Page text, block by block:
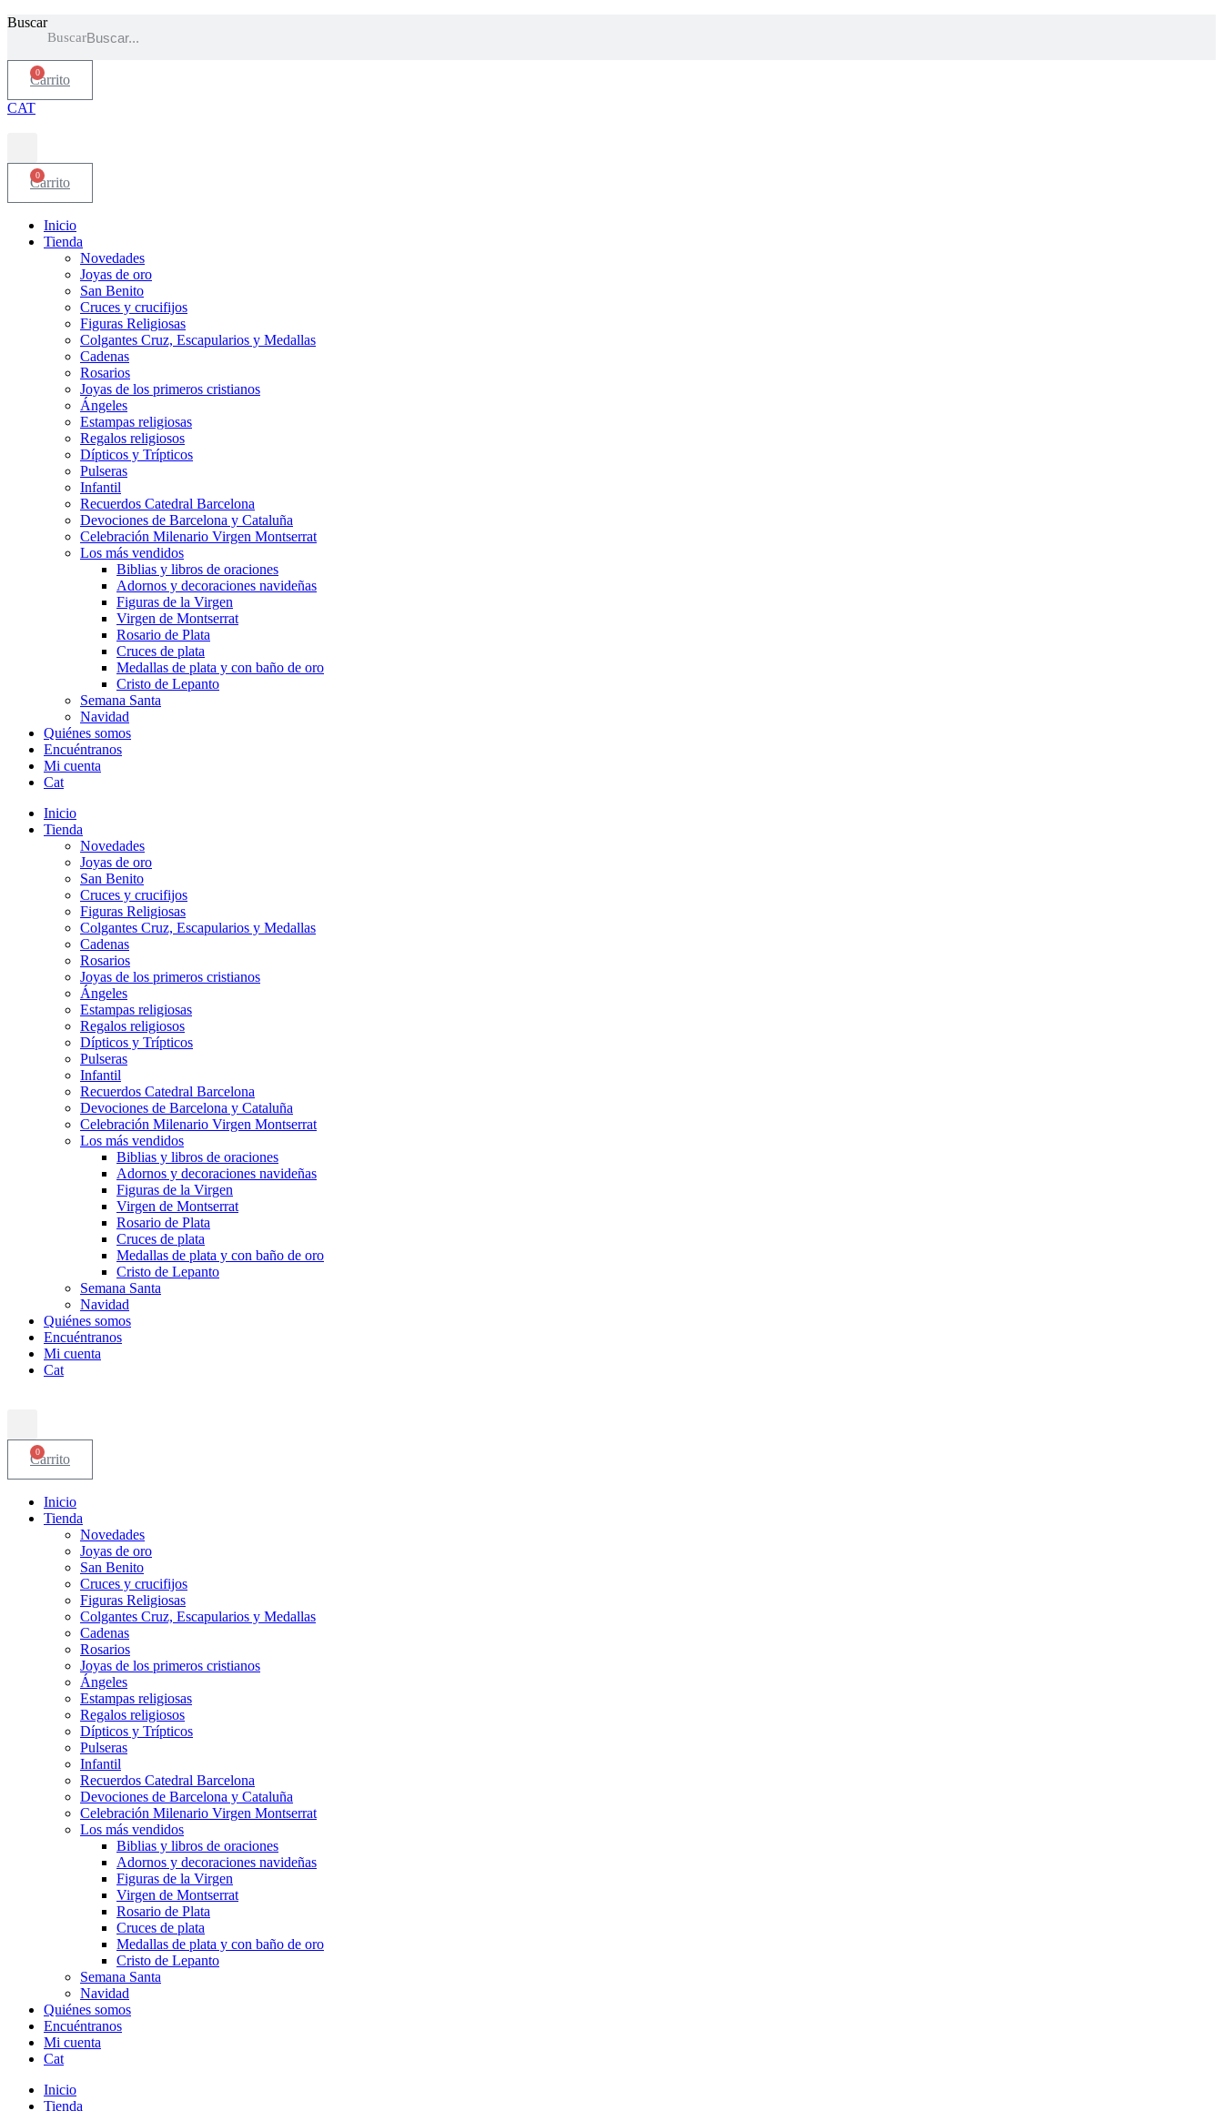
Buscar
Buscar
0
Carrito
CAT
0
Carrito
Inicio
Tienda
Novedades
Joyas de oro
San Benito
Cruces y crucifijos
Figuras Religiosas
Colgantes Cruz, Escapularios y Medallas
Cadenas
Rosarios
Joyas de los primeros cristianos
Ángeles
Estampas religiosas
Regalos religiosos
Dípticos y Trípticos
Pulseras
Infantil
Recuerdos Catedral Barcelona
Devociones de Barcelona y Cataluña
Celebración Milenario Virgen Montserrat
Los más vendidos
Biblias y libros de oraciones
Adornos y decoraciones navideñas
Figuras de la Virgen
Virgen de Montserrat
Rosario de Plata
Cruces de plata
Medallas de plata y con baño de oro
Cristo de Lepanto
Semana Santa
Navidad
Quiénes somos
Encuéntranos
Mi cuenta
Cat
Inicio
Tienda
Novedades
Joyas de oro
San Benito
Cruces y crucifijos
Figuras Religiosas
Colgantes Cruz, Escapularios y Medallas
Cadenas
Rosarios
Joyas de los primeros cristianos
Ángeles
Estampas religiosas
Regalos religiosos
Dípticos y Trípticos
Pulseras
Infantil
Recuerdos Catedral Barcelona
Devociones de Barcelona y Cataluña
Celebración Milenario Virgen Montserrat
Los más vendidos
Biblias y libros de oraciones
Adornos y decoraciones navideñas
Figuras de la Virgen
Virgen de Montserrat
Rosario de Plata
Cruces de plata
Medallas de plata y con baño de oro
Cristo de Lepanto
Semana Santa
Navidad
Quiénes somos
Encuéntranos
Mi cuenta
Cat
0
Carrito
Inicio
Tienda
Novedades
Joyas de oro
San Benito
Cruces y crucifijos
Figuras Religiosas
Colgantes Cruz, Escapularios y Medallas
Cadenas
Rosarios
Joyas de los primeros cristianos
Ángeles
Estampas religiosas
Regalos religiosos
Dípticos y Trípticos
Pulseras
Infantil
Recuerdos Catedral Barcelona
Devociones de Barcelona y Cataluña
Celebración Milenario Virgen Montserrat
Los más vendidos
Biblias y libros de oraciones
Adornos y decoraciones navideñas
Figuras de la Virgen
Virgen de Montserrat
Rosario de Plata
Cruces de plata
Medallas de plata y con baño de oro
Cristo de Lepanto
Semana Santa
Navidad
Quiénes somos
Encuéntranos
Mi cuenta
Cat
Inicio
Tienda